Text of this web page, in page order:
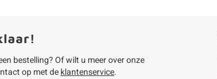
bestelling? Of wilt u meer over onze
op met deklantenservice.